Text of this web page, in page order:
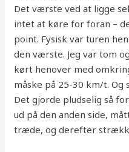
Det værste ved at ligge
intet at køre for foran –
point. Fysisk var turen
den værste. Jeg var tom
kørt henover med
måske på 25-30 km/t.
Det gjorde pludselig så
ud på den anden side,
træde, og derefter